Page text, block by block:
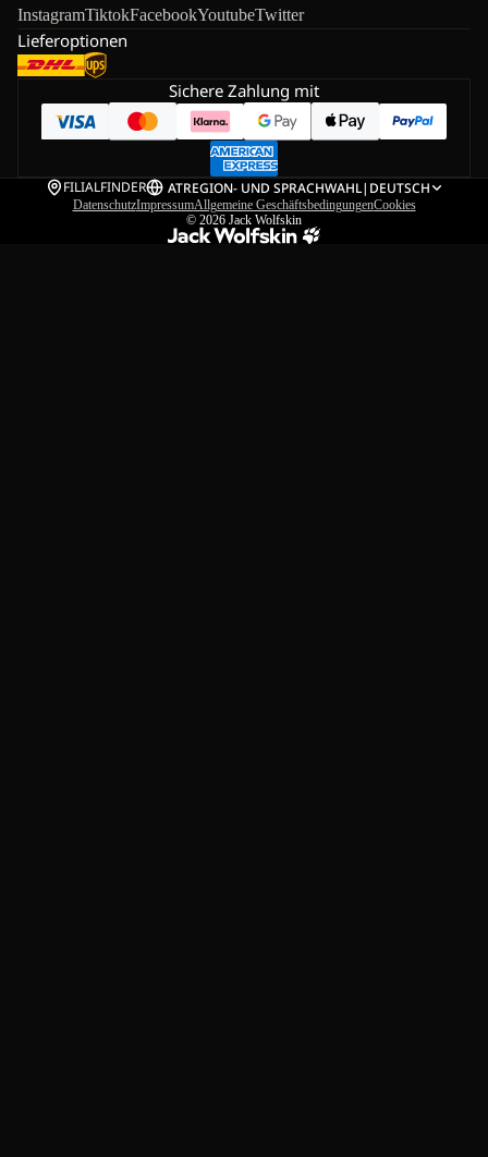
InstagramTiktokFacebookYoutubeTwitter
Lieferoptionen
Sichere Zahlung mit
FILIALFINDER ATREGION- UND SPRACHWAHL| DEUTSCH
DatenschutzImpressumAllgemeine GeschäftsbedingungenCookies
© 2026 Jack Wolfskin